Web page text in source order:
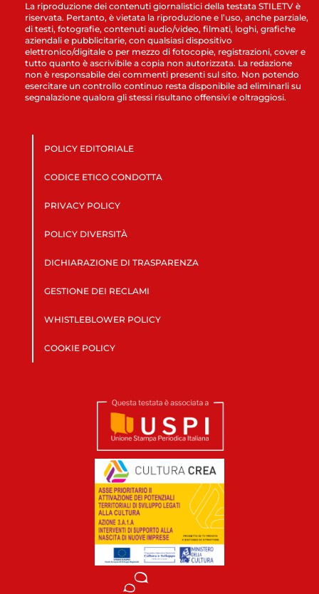
La riproduzione dei contenuti giornalistici della testata STILETV è
riservata. Pertanto, è vietata la riproduzione e l’uso, anche parziale,
di testi, fotografie, contenuti audio/video, filmati, loghi, grafiche
aziendali e pubblicitarie, con qualsiasi dispositivo
elettronico/digitale o per mezzo di fotocopie, registrazioni, cover e
tutto quanto è ascrivibile a copia non autorizzata. La redazione
non è responsabile dei commenti presenti sul sito. Non potendo
esercitare un controllo continuo resta disponibile ad eliminarli su
segnalazione qualora gli stessi risultano offensivi e oltraggiosi.
POLICY EDITORIALE
CODICE ETICO CONDOTTA
PRIVACY POLICY
POLICY DIVERSITÀ
DICHIARAZIONE DI TRASPARENZA
GESTIONE DEI RECLAMI
WHISTLEBLOWER POLICY
COOKIE POLICY